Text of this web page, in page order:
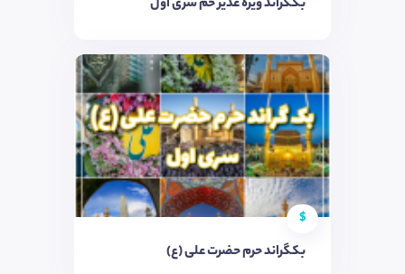
بکگراند ویژه غدیر خم سری اول
$
بکگراند حرم حضرت علی (ع)